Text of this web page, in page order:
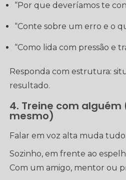
“Por que deveríamos te
“Conte sobre um erro e o
“Como lida com pressão e
Responda com estrutura:
resultado.
4. Treine com alguém
mesmo)
Falar em voz alta muda
Sozinho, em frente ao
Com um amigo, mentor ou